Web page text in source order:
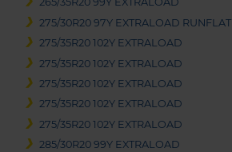
275/30R20 97Y EXTRALOAD RUNFLAT
275/35R20 102Y EXTRALOAD
275/35R20 102Y EXTRALOAD
275/35R20 102Y EXTRALOAD
275/35R20 102Y EXTRALOAD
275/35R20 102Y EXTRALOAD
285/30R20 99Y EXTRALOAD